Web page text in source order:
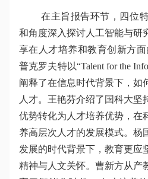
在主旨报告环节，四位
和角度深入探讨人工智能与研
享在人才培养和教育创新方
普克罗夫特以“Talent for the
阐释了在信息时代背景下，如
人才。王艳芬介绍了国科大坚
优势转化为人才培养优势，在
养高层次人才的发展模式。杨
发展的时代背景下，教育更应
精神与人文关怀。曹新方从产